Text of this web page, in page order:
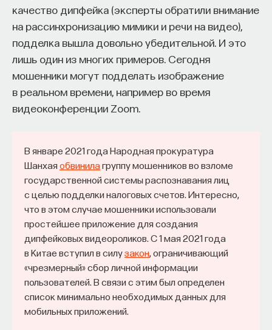
качество дипфейка (эксперты обратили внимание
на рассинхронизацию мимики и речи на видео),
подделка вышла довольно убедительной. И это
лишь один из многих примеров. Сегодня
мошенники могут подделать изображение
в реальном времени, например во время
видеоконференции Zoom.
В январе 2021 года Народная прокуратура
Шанхая обвинилагруппу мошенников во взломе
государственной системы распознавания лиц
с целью подделки налоговых счетов. Интересно,
что в этом случае мошенники использовали
простейшее приложение для создания
дипфейковых видеороликов. С 1 мая 2021 года
в Китае вступил в силузакон, ограничивающий
«чрезмерный» сбор личной информации
пользователей. В связи с этим был определен
список минимально необходимых данных для
мобильных приложений.